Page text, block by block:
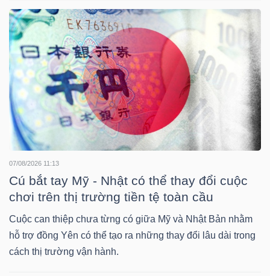
07/08/2026 11:13
Cú bắt tay Mỹ - Nhật có thể thay đổi cuộc
chơi trên thị trường tiền tệ toàn cầu
Cuộc can thiệp chưa từng có giữa Mỹ và Nhật Bản nhằm
hỗ trợ đồng Yên có thể tạo ra những thay đổi lâu dài trong
cách thị trường vận hành.
NGHIỆP
ĐỘNG
SẢN
TÀI
CHÍNH